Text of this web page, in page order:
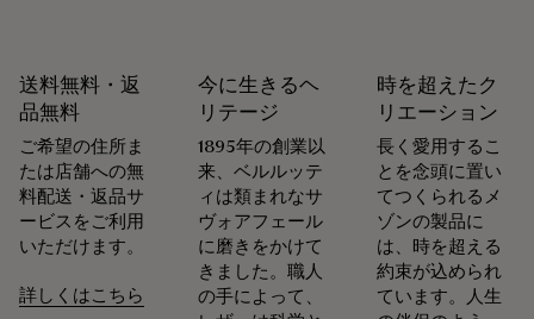
カーフスキンのロゴタグ
ベルルッティは、持続可能な原材料の使用を重視していま
す。現在、メゾンで使用する主要な素材の92%以上が、最も
厳しい基準を満たす認証を受けています。
私たちの素材の起源を探る
修理可能
靴職人であり靴の修理職人でもあったアレッサンドロ・ベル
ルッティが創業したメゾン ベルルッティは、循環性を重視し
ています。メゾンにとって、お客様の意に沿って商品が長く
愛されるよう、お手入れや修理をすることほど普通なことは
ありません。 シューズからレザーグッズ、プレタポルテま
送料無料・返
品無料
ご希望の住所ま
たは店舗への無
料配送・返品サ
ービスをご利用
いただけます。
詳しくはこちら
今に生きるヘ
リテージ
1895年の創業以
来、ベルルッテ
ィは類まれなサ
ヴォアフェール
に磨きをかけて
きました。職人
の手によって、
時を超えたク
リエーション
長く愛用するこ
とを念頭に置い
てつくられるメ
ゾンの製品に
は、時を超える
約束が込められ
ています。人生